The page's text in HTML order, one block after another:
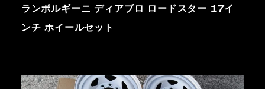
ランボルギーニ ディアブロ ロードスター 17イ
ンチ ホイールセット